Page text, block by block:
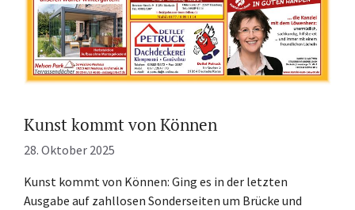
Kunst kommt von Können
28. Oktober 2025
Kunst kommt von Können: Ging es in der letzten
Ausgabe auf zahllosen Sonderseiten um Brücke und